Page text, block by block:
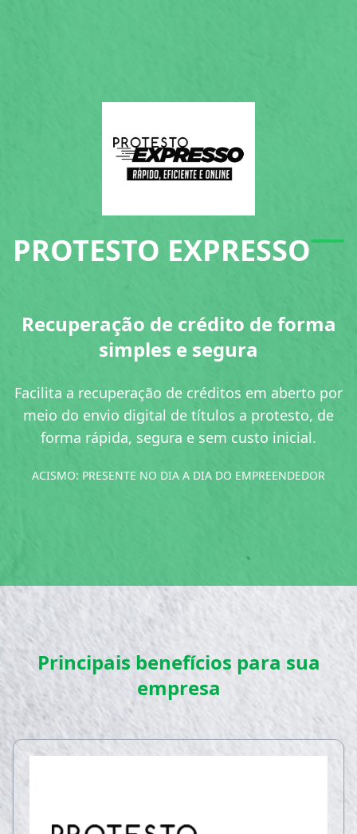
PROTESTO EXPRESSO
Recuperação de crédito de forma
simples e segura
Facilita a recuperação de créditos em aberto por
meio do envio digital de títulos a protesto, de
forma rápida, segura e sem custo inicial.
ACISMO: PRESENTE NO DIA A DIA DO EMPREENDEDOR
Principais benefícios para sua
empresa